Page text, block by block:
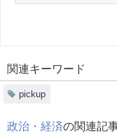
関連キーワード
pickup
政治・経済の関連記